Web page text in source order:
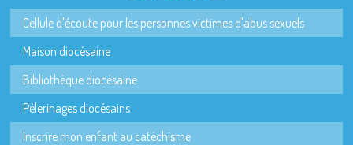
Cellule d'écoute pour les personnes victimes d'abus sexuels
Maison diocésaine
Bibliothèque diocésaine
Pèlerinages diocésains
Inscrire mon enfant au catéchisme